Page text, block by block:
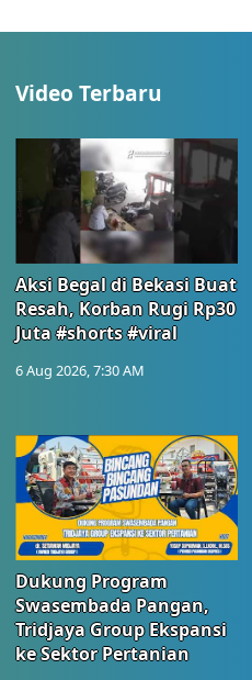
Video Terbaru
Aksi Begal di Bekasi Buat
Resah, Korban Rugi Rp30
Juta #shorts #viral
6 Aug 2026, 7:30 AM
Dukung Program
Swasembada Pangan,
Tridjaya Group Ekspansi
ke Sektor Pertanian